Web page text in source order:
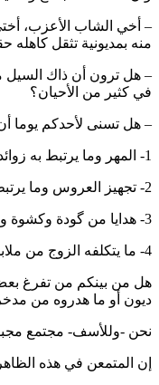
– أخي الشاب الأعزب،
منه بمديونية تثقل
– هل ترون أن ذاك السيل
في كثير من الأحيان؟
– هل تسنى لأحدكم يوما أن
1- المهر وما يرتبط به زوائد مثل (ندوية العقد وندوية الصداق واسْلام وامروگ لاسْبوع وبونتي وإيجار القاعة والفنانين والزرگ والحنة وصالون التجميل والحمام…. إلى آخره مما لا حصر له)
2- تجهيز العروس وما يرتبط من أشياء غير ضرورية، من تجهيز الأم والأخوات والخالات والعمات والقريبات والجيران والمعارف… إلى آخر ذلك.
3- هدايا من گودة وكشوة وهدايا الجارات والصديقات والقريبات والتي ستعتبر جميعها ديونا مسجلة تعاد في المناسبات القادمة لأصحابها الذين قدموها لأهالي العروس.
4- ما يتكلفه الزوج من ملابس غالية الأثمان وما يتكلفه أصدقاؤه من تكاليف، تظهر حجم الترف الكاذب.
هل من بينكم من تفرغ
ديون أو ما هدروه من
نحن -وللأسف- مجتمع
إن المتمعن في هذه